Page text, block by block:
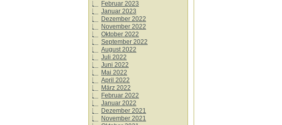
Februar 2023
Januar 2023
Dezember 2022
November 2022
Oktober 2022
September 2022
August 2022
Juli 2022
Juni 2022
Mai 2022
April 2022
März 2022
Februar 2022
Januar 2022
Dezember 2021
November 2021